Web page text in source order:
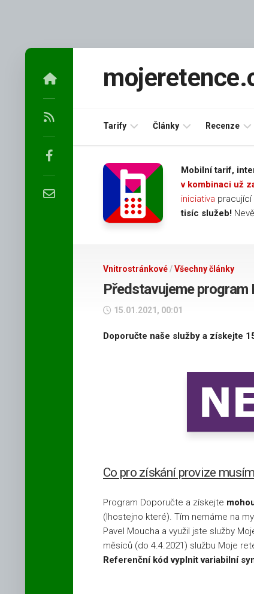
Tarify
Podpultové
mobilní
retenční
tarify
O2
tarify
T-
mobilní
Podpultové
internetové
tarify
T-
Mobile
Podpultové
internetové
Články
Mobilní
Mobile
Mobilní
operátor
O2
vnitrostránkové
Recenze
Na
Google
Na
Mobilní tarif,
v kombinaci už
iniciativa pracující
tisíc služeb!
Vnitrostránkové/Všechny články
Představujeme
15.01.2021, 00:01
Doporučte naše služby a získejte
Co pro získání provize
Program Doporučte a získejte
(lhostejno které). Tím nemáme na
Pavel Moucha a využil jste služby
měsíců (do 4.4.2021) službu Moje
Referenční kód vyplnit variabilní